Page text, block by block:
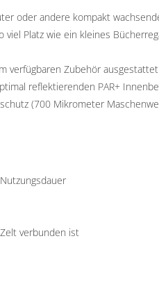
oder andere kompakt
Platz wie ein kleines
verfügbaren Zubehör
reflektierenden PAR+
(700 Mikrometer
verbunden ist